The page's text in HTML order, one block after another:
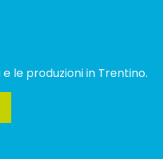
le produzioni in Trentino.